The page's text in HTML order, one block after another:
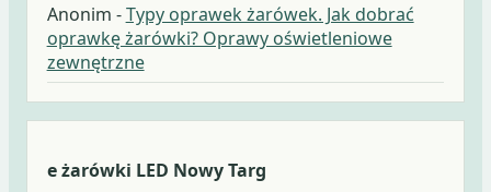
Anonim -Typy oprawek żarówek. Jak dobrać
oprawkę żarówki? Oprawy oświetleniowe
zewnętrzne
e żarówki LED Nowy Targ